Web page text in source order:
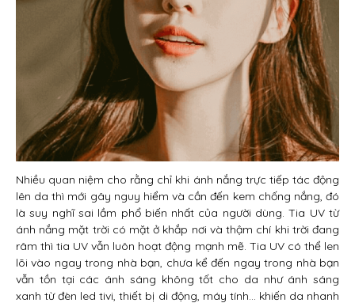
Nhiều quan niệm cho rằng chỉ khi ánh nắng trực tiếp tác động
lên da thì mới gây nguy hiểm và cần đến kem chống nắng, đó
là suy nghĩ sai lầm phổ biến nhất của người dùng. Tia UV từ
ánh nắng mặt trời có mặt ở khắp nơi và thậm chí khi trời đang
râm thì tia UV vẫn luôn hoạt động mạnh mẽ. Tia UV có thể len
lõi vào ngay trong nhà bạn, chưa kể đến ngay trong nhà bạn
vẫn tồn tại các ánh sáng không tốt cho da như ánh sáng
xanh từ đèn led tivi, thiết bị di động, máy tính… khiến da nhanh